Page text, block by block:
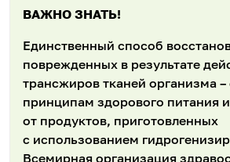
ВАЖНО ЗНАТЬ!
Единственный способ
поврежденных в результате
трансжиров тканей организма –
принципам здорового питания
от продуктов, приготовленных
с использованием
Всемирная организация